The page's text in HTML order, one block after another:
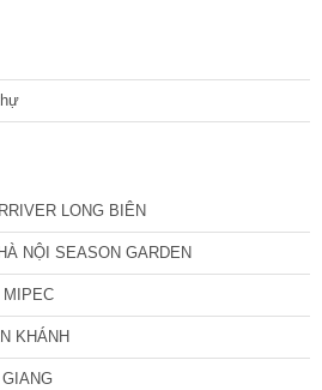
LONG BIÊN
NỘI SEASON GARDEN
MIPEC
KHÁNH